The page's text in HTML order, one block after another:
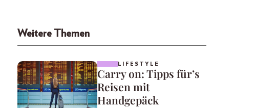
Weitere Themen
LIFESTYLE
Carry on: Tipps für’s
Reisen mit
Handgepäck